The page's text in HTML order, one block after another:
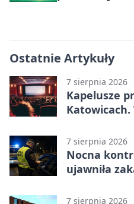
Ostatnie Artykuły
7 sierpnia 2026
Kapelusze
Katowicach.
7 sierpnia 2026
Nocna
ujawniła
7 sierpnia 2026